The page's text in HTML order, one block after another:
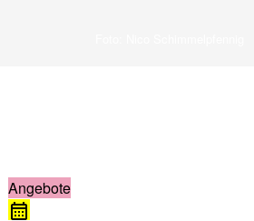
Angebote